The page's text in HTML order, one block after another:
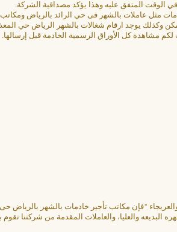
الوقت المتفق عليه وهذا يؤكد مصداقية الشركة.
مثل عاملات بالشهر فى حي الرائد بالرياض
وكذلك يوجد ارقام شغالات بالشهر الرياض حي
مشاهدة كل الأوراق الرسمية الخادمة قبل إرسالها.
*فإن مكاتب تأجير خادمات بالشهر بالرياض حى
والعليا، والعاملات المقدمة من شركتنا تقوم